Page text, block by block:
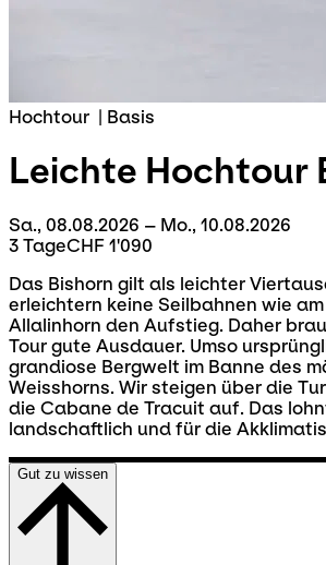
Hochtour | Basis
Leichte Hochtour
Sa., 08.08.2026 – Mo., 10.08.2026
3 TageCHF 1'090
Das Bishorn gilt als leichter
erleichtern keine Seilbahnen wie
Allalinhorn den Aufstieg. Daher
Tour gute Ausdauer. Umso
grandiose Bergwelt im Banne des
Weisshorns. Wir steigen über die
die Cabane de Tracuit auf. Das
landschaftlich und für die
Gut zu wissen